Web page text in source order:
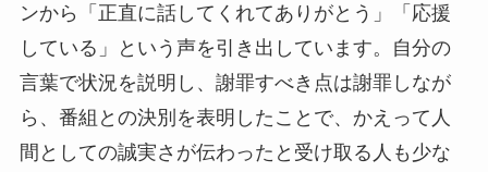
ンから「正直に話してくれてありがとう」「応援
している」という声を引き出しています。自分の
言葉で状況を説明し、謝罪すべき点は謝罪しなが
ら、番組との決別を表明したことで、かえって人
間としての誠実さが伝わったと受け取る人も少な